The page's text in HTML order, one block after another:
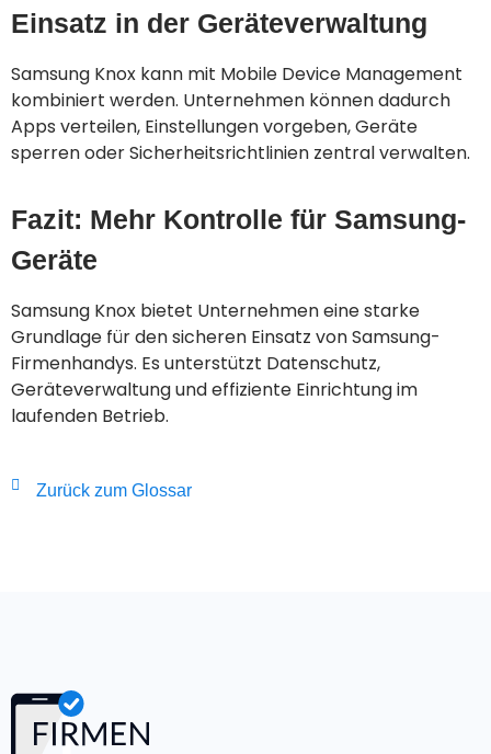
Einsatz in der Geräteverwaltung
Samsung Knox kann mit Mobile Device Management
kombiniert werden. Unternehmen können dadurch
Apps verteilen, Einstellungen vorgeben, Geräte
sperren oder Sicherheitsrichtlinien zentral verwalten.
Fazit: Mehr Kontrolle für Samsung-
Geräte
Samsung Knox bietet Unternehmen eine starke
Grundlage für den sicheren Einsatz von Samsung-
Firmenhandys. Es unterstützt Datenschutz,
Geräteverwaltung und effiziente Einrichtung im
laufenden Betrieb.
Zurück zum Glossar